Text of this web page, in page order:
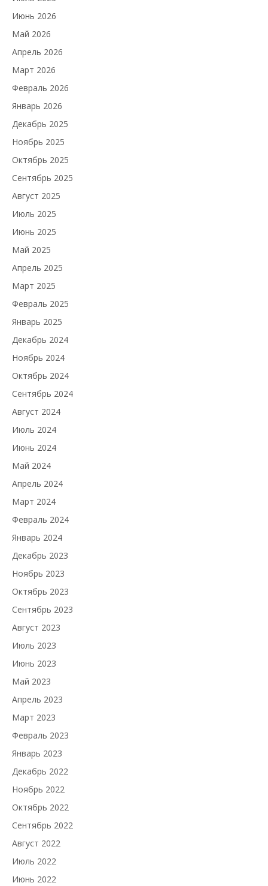
Июнь 2026
Май 2026
Апрель 2026
Март 2026
Февраль 2026
Январь 2026
Декабрь 2025
Ноябрь 2025
Октябрь 2025
Сентябрь 2025
Август 2025
Июль 2025
Июнь 2025
Май 2025
Апрель 2025
Март 2025
Февраль 2025
Январь 2025
Декабрь 2024
Ноябрь 2024
Октябрь 2024
Сентябрь 2024
Август 2024
Июль 2024
Июнь 2024
Май 2024
Апрель 2024
Март 2024
Февраль 2024
Январь 2024
Декабрь 2023
Ноябрь 2023
Октябрь 2023
Сентябрь 2023
Август 2023
Июль 2023
Июнь 2023
Май 2023
Апрель 2023
Март 2023
Февраль 2023
Январь 2023
Декабрь 2022
Ноябрь 2022
Октябрь 2022
Сентябрь 2022
Август 2022
Июль 2022
Июнь 2022